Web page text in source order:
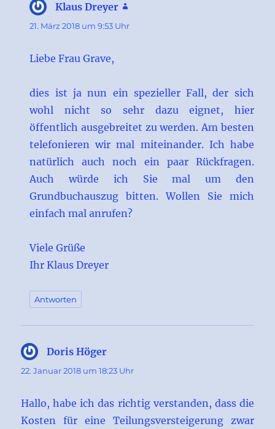
Klaus Dreyer
21. März 2018 um 9:53 Uhr
Liebe Frau Grave,
dies ist ja nun ein spezieller Fall, der sich
wohl nicht so sehr dazu eignet, hier
öffentlich ausgebreitet zu werden. Am besten
telefonieren wir mal miteinander. Ich habe
natürlich auch noch ein paar Rückfragen.
Auch würde ich Sie mal um den
Grundbuchauszug bitten. Wollen Sie mich
einfach mal anrufen?
Viele Grüße
Ihr Klaus Dreyer
Antworten
Doris Höger
22. Januar 2018 um 18:23 Uhr
Hallo, habe ich das richtig verstanden, dass die
Kosten für eine Teilungsversteigerung zwar